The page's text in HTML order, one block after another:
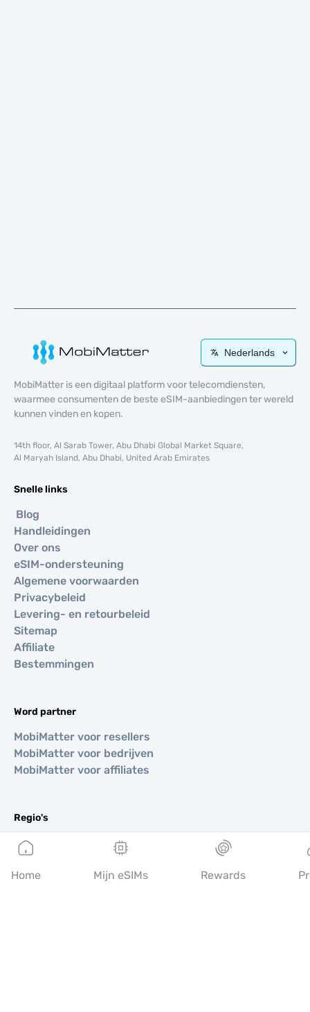
Nederlands
MobiMatter is een digitaal platform voor telecomdiensten,
waarmee consumenten de beste eSIM-aanbiedingen ter wereld
kunnen vinden en kopen.
14th floor, Al Sarab Tower, Abu Dhabi Global Market Square,
Al Maryah Island, Abu Dhabi, United Arab Emirates
Snelle links
Blog
Handleidingen
Over ons
eSIM-ondersteuning
Algemene voorwaarden
Privacybeleid
Levering- en retourbeleid
Sitemap
Affiliate
Bestemmingen
Word partner
MobiMatter voor resellers
MobiMatter voor bedrijven
MobiMatter voor affiliates
Regio's
eSIM voor Europa
eSIM voor Azië
eSIM voor Amerika
Home Mijn eSIMs Rewards